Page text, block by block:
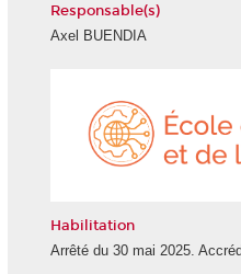
Responsable(s)
Axel BUENDIA
Habilitation
Arrêté du 30 mai 2025.